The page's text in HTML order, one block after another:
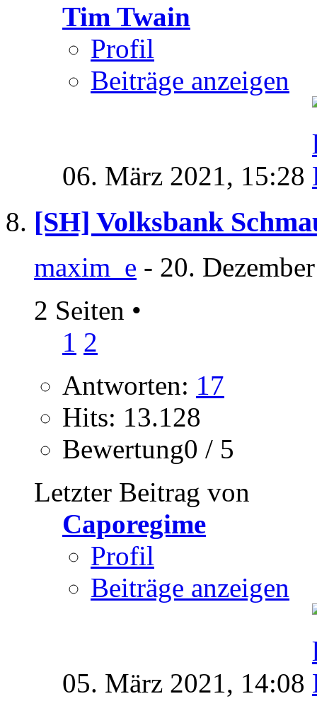
Tim Twain
Profil
Beiträge anzeigen
06. März 2021, 15:28
[SH] Volksbank
maxim_e - 20.
2 Seiten •
1 2
Antworten: 17
Hits: 13.128
Bewertung0 / 5
Letzter Beitrag von
Caporegime
Profil
Beiträge anzeigen
05. März 2021, 14:08